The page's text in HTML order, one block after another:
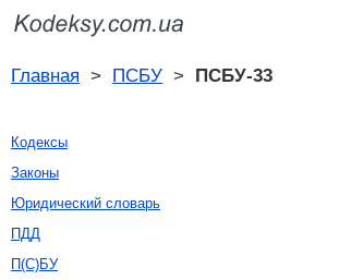
Главная > ПСБУ > ПСБУ-33
Кодексы
Законы
Юридический словарь
ПДД
П(С)БУ